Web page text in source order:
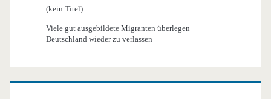
(kein Titel)
Viele gut ausgebildete Migranten überlegen
Deutschland wieder zu verlassen